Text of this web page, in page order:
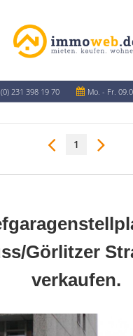
231 398 19 70 Mo. - Fr.
1
Görlitzer
verkaufen.